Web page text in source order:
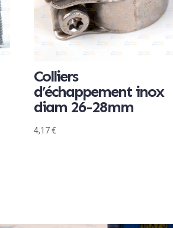
Colliers
d’échappement inox
diam 26-28mm
4,17€